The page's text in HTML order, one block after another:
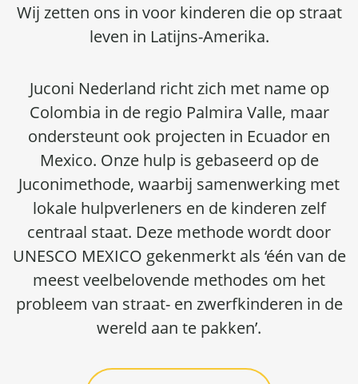
Wij zetten ons in voor kinderen die op straat
leven in Latijns-Amerika.
Juconi Nederland richt zich met name op
Colombia in de regio Palmira Valle, maar
ondersteunt ook projecten in Ecuador en
Mexico. Onze hulp is gebaseerd op de
Juconimethode, waarbij samenwerking met
lokale hulpverleners en de kinderen zelf
centraal staat. Deze methode wordt door
UNESCO MEXICO gekenmerkt als ‘één van de
meest veelbelovende methodes om het
probleem van straat- en zwerfkinderen in de
wereld aan te pakken’.